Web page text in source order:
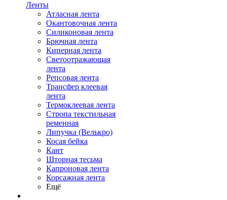
Ленты
Атласная лента
Окантовочная лента
Силиконовая лента
Брючная лента
Киперная лента
Светоотражающая
лента
Репсовая лента
Трансфер клеевая
лента
Термоклеевая лента
Стропа текстильная
ременная
Липучка (Велькро)
Косая бейка
Кант
Шторная тесьма
Капроновая лента
Корсажная лента
Ещё